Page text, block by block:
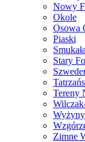
Nowy
Okole
Osowa
Piaski
Stary
Tereny
Wyżyny
Zimne